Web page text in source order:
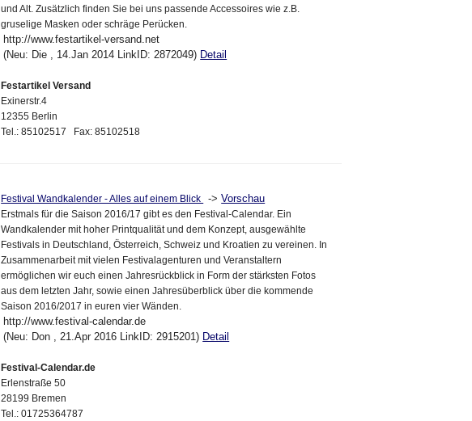
und Alt. Zusätzlich finden Sie bei uns passende Accessoires wie z.B.
gruselige Masken oder schräge Perücken.
http://www.festartikel-versand.net
(Neu: Die , 14.Jan 2014 LinkID: 2872049) Detail
Festartikel Versand
Exinerstr.4
12355 Berlin
Tel.: 85102517 Fax: 85102518
Festival Wandkalender - Alles auf einem Blick ->Vorschau
Erstmals für die Saison 2016/17 gibt es den Festival-Calendar. Ein
Wandkalender mit hoher Printqualität und dem Konzept, ausgewählte
Festivals in Deutschland, Österreich, Schweiz und Kroatien zu vereinen. In
Zusammenarbeit mit vielen Festivalagenturen und Veranstaltern
ermöglichen wir euch einen Jahresrückblick in Form der stärksten Fotos
aus dem letzten Jahr, sowie einen Jahresüberblick über die kommende
Saison 2016/2017 in euren vier Wänden.
http://www.festival-calendar.de
(Neu: Don , 21.Apr 2016 LinkID: 2915201) Detail
Festival-Calendar.de
Erlenstraße 50
28199 Bremen
Tel.: 01725364787